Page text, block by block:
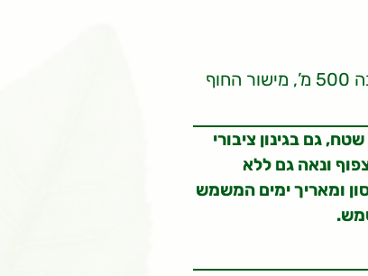
אזור ההר, אזורי הגבעות עד גובה 500 מ’, מישור החוף
גם בגינון ציבורי
ונאה גם ללא
ומאריך ימים המשמש